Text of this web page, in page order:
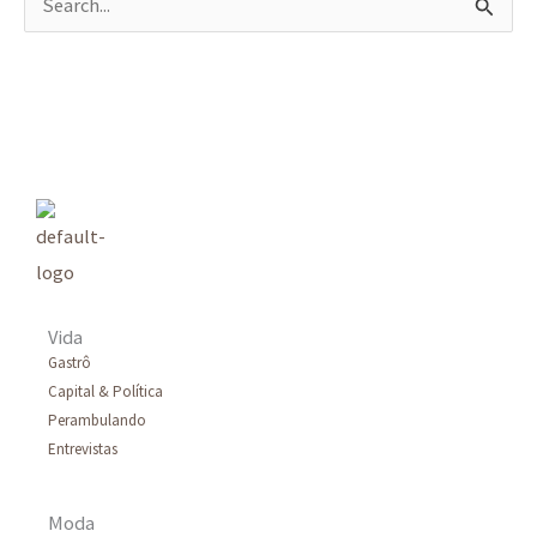
Vida
Gastrô
Capital & Política
Perambulando
Entrevistas
Moda